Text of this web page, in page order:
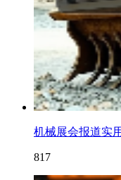
机械展会报道实
817